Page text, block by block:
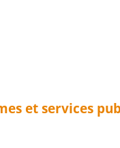
et services